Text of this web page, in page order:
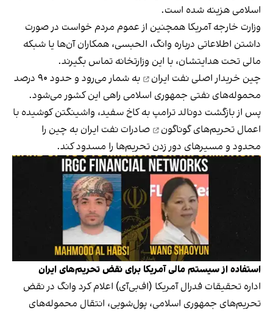
اسلامی هزینه شده است.
وزارت خارجه آمریکا همچنین از عموم مردم خواست در صورت
داشتن اطلاعاتی درباره وانگ، الحبسی، همکاران آن‌ها یا شبکه
مالی تحت هدایتشان، با این وزارتخانه تماس بگیرند.
چین خریدار اصلی نفت ایران
به شمار می‌رود و حدود ۹۰ درصد
محموله‌های نفتی جمهوری اسلامی راهی این کشور می‌شود.
پس از بازگشت دونالد ترامپ به کاخ سفید، واشینگتن کوشیده با
اعمال تحریم‌های گوناگون
صادرات نفت ایران به چین را
محدود و مسیرهای دور زدن تحریم‌ها را مسدود کند.
استفاده از سیستم مالی آمریکا برای نقض تحریم‌های ایران
اداره تحقیقات فدرال آمریکا (اف‌بی‌آی) اعلام کرد وانگ در نقض
تحریم‌های جمهوری اسلامی، پول‌شویی، انتقال محموله‌های